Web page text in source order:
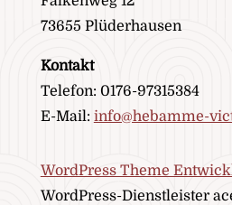
73655 Plüderhausen
Kontakt
Telefon: 0176-97315384
E-Mail: info@hebamme-
WordPress Theme
WordPress-Dienstleister